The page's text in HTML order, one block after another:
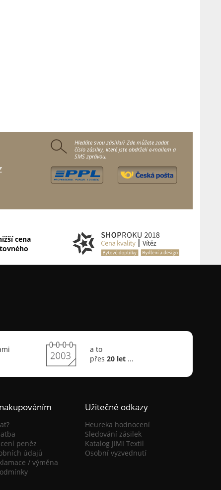
Hledáte svou zásilku? Zde můžete zadat
číslo zásilky, které jste obdrželi e-mailem a
SMS zprávou.
cena
peněz
údajů
/ výměna
Užitečné odkazy
Heureka hodnocení
Sledování zásilek
Katalog JIMI Textil
Osobní vyzvednutí
a to
přes 20 let...